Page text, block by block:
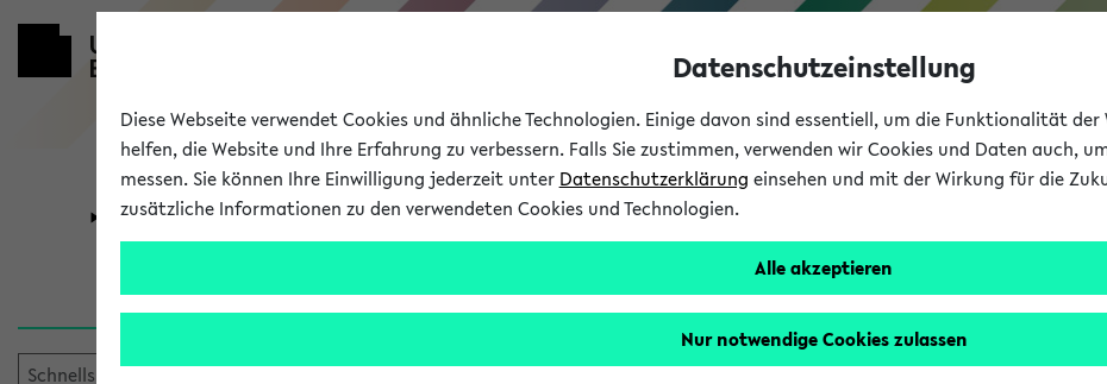
Universität Forschung Studium
Anmeldung am eKVV
Es gibt mehrere Möglichkeiten zur Anmeldung am eKVV. Bitte wählen Sie die für Sie richtige aus:
Datenschutzeinstellung
Diese Webseite verwendet Cookies und ähnliche Technologien. Einige davon sind essentiell, um die Funktionalität
helfen, die Website und Ihre Erfahrung zu verbessern. Falls Sie zustimmen, verwenden wir Cookies und Daten auch,
messen. Sie können Ihre Einwilligung jederzeit unter Datenschutzerklärung einsehen und mit der Wirkung für die
zusätzliche Informationen zu den verwendeten Cookies und Technologien.
Alle akzeptieren
Nur notwendige Cookies zulassen